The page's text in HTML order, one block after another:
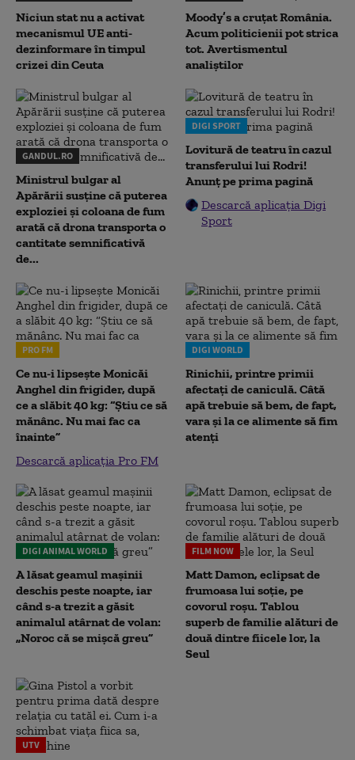
Niciun stat nu a activat
mecanismul UE anti-
dezinformare în timpul
crizei din Ceuta
Moody’s a cruțat România.
Acum politicienii pot strica
tot. Avertismentul
analiștilor
GANDUL.RO
Ministrul bulgar al
Apărării susține că puterea
exploziei și coloana de fum
arată că drona transporta o
cantitate semnificativă
de...
DIGI SPORT
Lovitură de teatru în cazul
transferului lui Rodri!
Anunț pe prima pagină
Descarcă aplicația Digi
Sport
PRO FM
Ce nu-i lipsește Monicăi
Anghel din frigider, după
ce a slăbit 40 kg: “Știu ce să
mănânc. Nu mai fac ca
înainte”
Descarcă aplicația Pro FM
DIGI WORLD
Rinichii, printre primii
afectați de caniculă. Câtă
apă trebuie să bem, de fapt,
vara și la ce alimente să fim
atenți
DIGI ANIMAL WORLD
A lăsat geamul mașinii
deschis peste noapte, iar
când s-a trezit a găsit
animalul atârnat de volan:
„Noroc că se mișcă greu”
FILM NOW
Matt Damon, eclipsat de
frumoasa lui soție, pe
covorul roșu. Tablou
superb de familie alături de
două dintre fiicele lor, la
Seul
UTV